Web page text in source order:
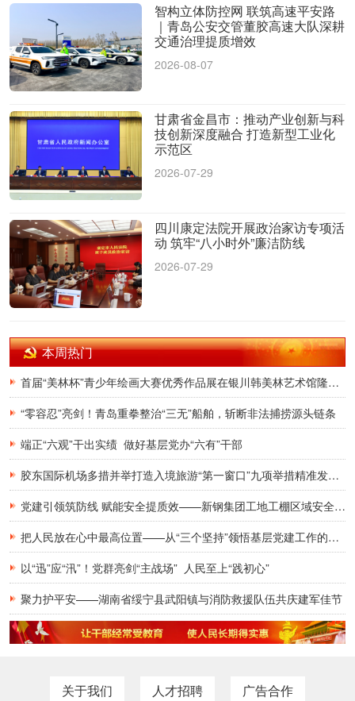
智构立体防控网 联筑高速平安路
｜青岛公安交管董胶高速大队深耕
交通治理提质增效
2026-08-07
甘肃省金昌市：推动产业创新与科
技创新深度融合 打造新型工业化
示范区
2026-07-29
四川康定法院开展政治家访专项活
动 筑牢“八小时外”廉洁防线
2026-07-29
本周热门
首届“美林杯”青少年绘画大赛优秀作品展在银川韩美林艺术馆隆重开幕
“零容忍”亮剑！青岛重拳整治“三无”船舶，斩断非法捕捞源头链条
端正“六观”干出实绩 做好基层党办“六有”干部
胶东国际机场多措并举打造入境旅游“第一窗口”九项举措精准发力，助力青岛建设国际滨海旅游度假胜地
党建引领筑防线 赋能安全提质效——新钢集团工地工棚区域安全管理创新实践研究
把人民放在心中最高位置——从“三个坚持”领悟基层党建工作的为民初心
以“迅”应“汛”！党群亮剑“主战场” 人民至上“践初心”
聚力护平安——湖南省绥宁县武阳镇与消防救援队伍共庆建军佳节
关于我们 人才招聘 广告合作